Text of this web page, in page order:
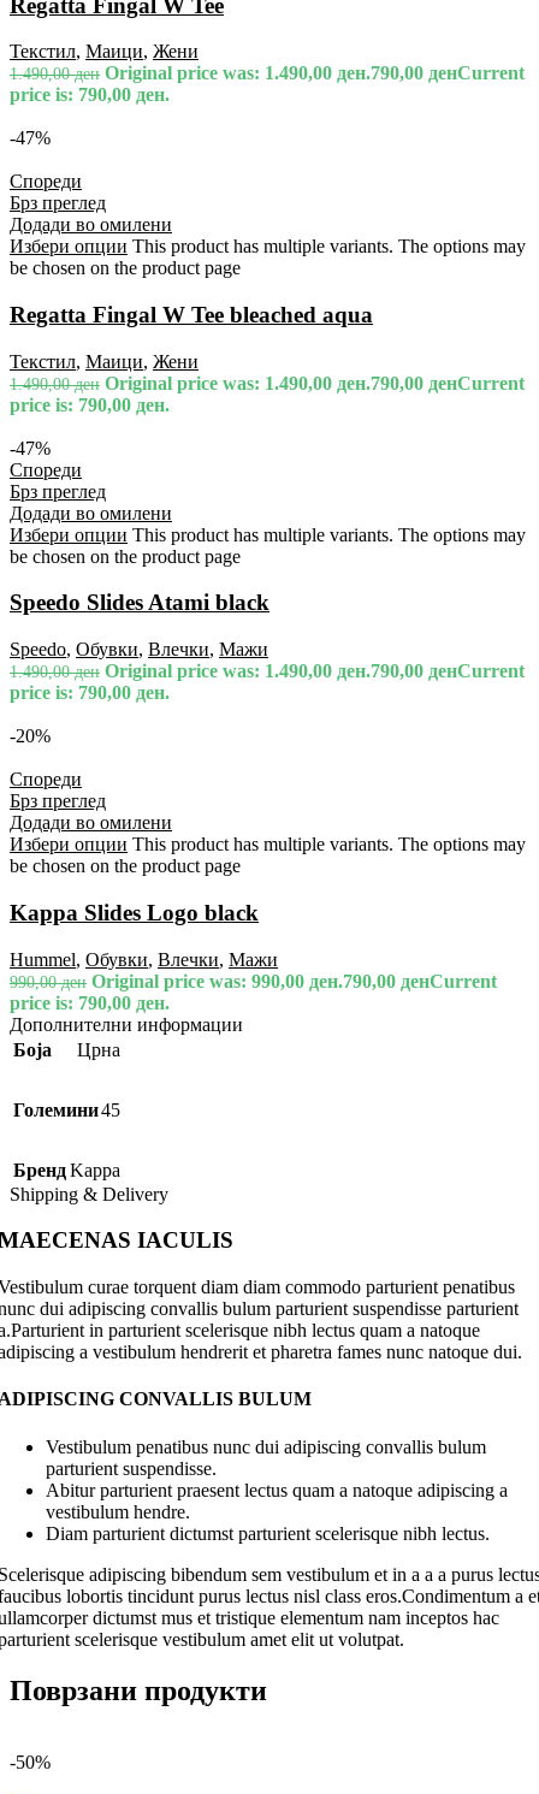
Текстил, Маици, Жени
1.490,00ден Original price was: 1.490,00 ден.790,00 денCurrent
price is: 790,00 ден.
-47%
Спореди
Брз преглед
Додади во омилени
Избери опции This product has multiple variants. The options may
be chosen on the product page
Regatta Fingal W Tee bleached aqua
Текстил, Маици, Жени
1.490,00ден Original price was: 1.490,00 ден.790,00 денCurrent
price is: 790,00 ден.
-47%
Спореди
Брз преглед
Додади во омилени
Избери опции This product has multiple variants. The options may
be chosen on the product page
Speedo Slides Atami black
Speedo, Обувки, Влечки, Мажи
1.490,00ден Original price was: 1.490,00 ден.790,00 денCurrent
price is: 790,00 ден.
-20%
Спореди
Брз преглед
Додади во омилени
Избери опции This product has multiple variants. The options may
be chosen on the product page
Kappa Slides Logo black
Hummel, Обувки, Влечки, Мажи
990,00ден Original price was: 990,00 ден.790,00 денCurrent
price is: 790,00 ден.
Дополнителни информации
Боја
Црна
Големини45
БрендKappa
Shipping & Delivery
IACULIS
curae torquent diam diam commodo parturient penatibus
dui adipiscing convallis bulum parturient suspendisse parturient
in parturient scelerisque nibh lectus quam a natoque
a vestibulum hendrerit et pharetra fames nunc natoque dui.
CONVALLIS BULUM
Vestibulum penatibus nunc dui adipiscing convallis bulum
parturient suspendisse.
Abitur parturient praesent lectus quam a natoque adipiscing a
vestibulum hendre.
Diam parturient dictumst parturient scelerisque nibh lectus.
adipiscing bibendum sem vestibulum et in a a a purus
lobortis tincidunt purus lectus nisl class eros.Condimentum a
dictumst mus et tristique elementum nam inceptos hac
scelerisque vestibulum amet elit ut volutpat.
Поврзани продукти
-50%